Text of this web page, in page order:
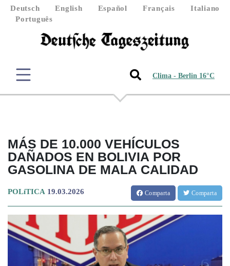
Deutsch English Español Français
Italiano
Português
Clima - Berlin 16°C
MÁS DE 10.000 VEHÍCULOS
DAÑADOS EN BOLIVIA POR
GASOLINA DE MALA CALIDAD
POLíTICA 19.03.2026 Comparta Comparta